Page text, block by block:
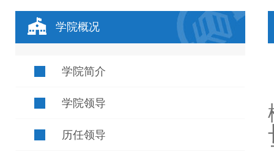
学院概况
学院简介
学院领导
历任领导